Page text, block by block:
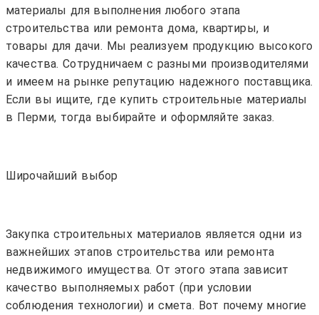
материалы для выполнения любого этапа
строительства или ремонта дома, квартиры, и
товары для дачи. Мы реализуем продукцию высокого
качества. Сотрудничаем с разными производителями
и имеем на рынке репутацию надежного поставщика.
Если вы ищите, где купить строительные материалы
в Перми, тогда выбирайте и оформляйте заказ.
Широчайший выбор
Закупка строительных материалов является одни из
важнейших этапов строительства или ремонта
недвижимого имущества. От этого этапа зависит
качество выполняемых работ (при условии
соблюдения технологии) и смета. Вот почему многие